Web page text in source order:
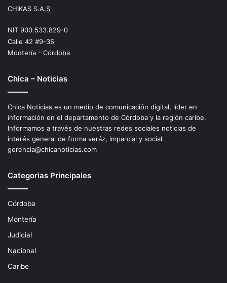
CHIKAS S.A.S
NIT 900.533.829-0
Calle 42 #9-35
Montería - Córdoba
Chica – Noticias
Chica Noticias es un medio de comunicación digital, líder en
información en el departamento de Córdoba y la región caríbe.
Informamos a través de nuestras redes sociales noticias de
interés general de forma veráz, imparcial y social.
gerencia@chicanoticias.com
Categorias Principales
Córdoba
Montería
Judicial
Nacional
Caribe